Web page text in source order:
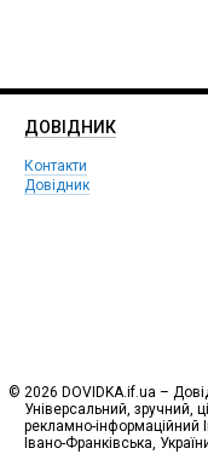
ДОВІДНИК
Контакти
Довідник
© 2026 DOVIDKA.if.ua –
Універсальний, зручний,
рекламно-інформаційний
Івано-Франківська,